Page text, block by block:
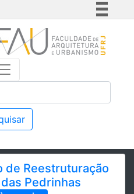
Simplifique!
Comunica BR
Acesso à informação
de Reestruturação
Pedrinhas